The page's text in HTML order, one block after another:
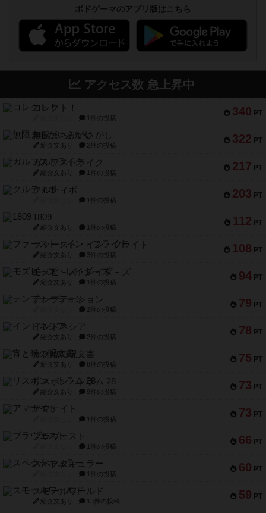
ボドゲーマのアプリ版はこちら
アクセス数 急上昇中
340 PT
コレクト！
1件の投稿
322 PT
無限まちがいさがし
紹介文あり 2件の投稿
217 PT
ガルフストライク
紹介文あり 1件の投稿
203 PT
クルティボ
1件の投稿
112 PT
1809
紹介文あり 1件の投稿
108 PT
ファースト・イン・フライト
紹介文あり 3件の投稿
94 PT
モズビ－ズ・レイダ－ズ
紹介文あり 1件の投稿
79 PT
テンプテーション
2件の投稿
78 PT
インドネシア
紹介文あり 2件の投稿
75 PT
宵と暁の呪文書
紹介文あり 8件の投稿
73 PT
リスボン・トラム 28
紹介文あり 9件の投稿
73 PT
アマナイト
1件の投稿
66 PT
ブラヴェスト
1件の投稿
60 PT
スペクタキュラー
1件の投稿
59 PT
スモールワールド
紹介文あり 13件の投稿